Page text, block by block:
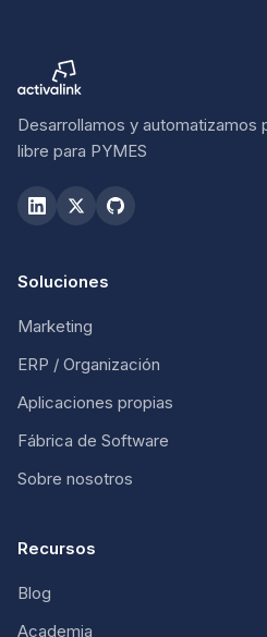
Desarrollamos y
libre para PYMES
Soluciones
Marketing
ERP / Organización
Aplicaciones propias
Fábrica de Software
Sobre nosotros
Recursos
Blog
Academia